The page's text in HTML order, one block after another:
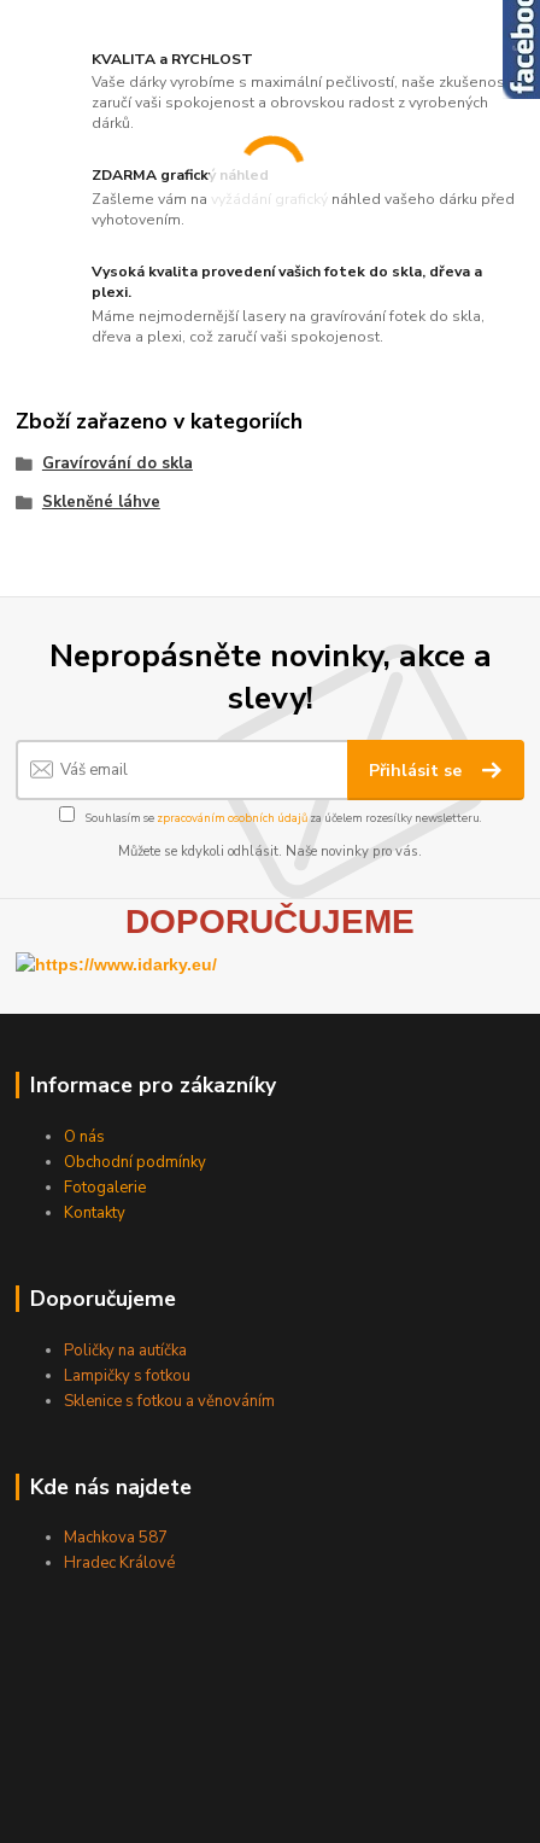
KVALITA a RYCHLOST
Vaše dárky vyrobíme s maximální pečlivostí, naše zkušenosti
zaručí vaši spokojenost a obrovskou radost z vyrobených
dárků.
ZDARMA grafický náhled
Zašleme vám na vyžádání grafický náhled vašeho dárku před
vyhotovením.
Vysoká kvalita provedení vašich fotek do skla, dřeva a
plexi.
Máme nejmodernější lasery na gravírování fotek do skla,
dřeva a plexi, což zaručí vaši spokojenost.
Zboží zařazeno v kategoriích
Gravírování do skla
Skleněné láhve
Nepropásněte novinky, akce a
slevy!
Přihlásit se
Souhlasím se zpracováním osobních údajůza účelem rozesílky newsletteru.
Můžete se kdykoli odhlásit. Naše novinky pro vás.
DOPORUČUJEME
Informace pro zákazníky
O nás
Obchodní podmínky
Fotogalerie
Kontakty
Doporučujeme
Poličky na autíčka
Lampičky s fotkou
Sklenice s fotkou a věnováním
Kde nás najdete
Machkova 587
Hradec Králové